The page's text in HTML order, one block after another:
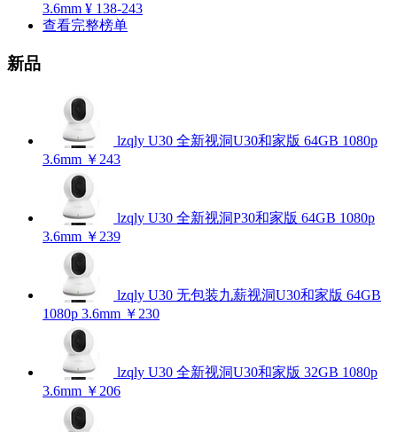
3.6mm ¥ 138-243
查看完整榜单
新品
lzqly U30 全新视洞U30和家版 64GB 1080p
3.6mm ￥243
lzqly U30 全新视洞P30和家版 64GB 1080p
3.6mm ￥239
lzqly U30 无包装九薪视洞U30和家版 64GB
1080p 3.6mm ￥230
lzqly U30 全新视洞U30和家版 32GB 1080p
3.6mm ￥206